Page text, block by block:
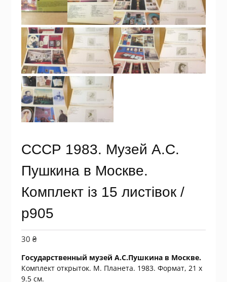
СССР 1983. Музей А.С.
Пушкина в Москве.
Комплект із 15 листівок /
р905
30 ₴
Государственный музей А.С.Пушкина в Москве.
Комплект открыток. М. Планета. 1983. Формат, 21 х
9.5 см.